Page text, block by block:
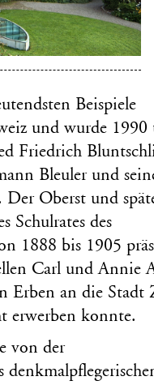
Beispiele
und wurde 1990
Friedrich
Bleuler und
Oberst und
Schulrates des
1888 bis 1905
Carl und Annie
Erben an die Stadt
erwerben konnte.
von der